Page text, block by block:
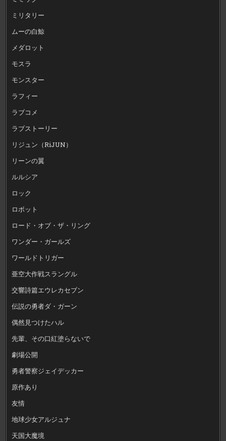
ミリタリー
ムーの白鯨
メダロット
モスラ
モンスター
ラフィー
ラブコメ
ラブストーリー
リジュン（RiJUN）
リーンの翼
ルルシア
ロック
ロボット
ロード・オブ・ザ・リング
ワンダー・ガールズ
ワールドトリガー
亜空大作戦スラングル
交響詩篇エウレカセブン
伝説の勇者ダ・ガーン
偶然見つけたハル
先輩、その口紅塗らないで
劇場公開
勇者警察ジェイデッカー
原作あり
友情
地球少女アルジュナ
天国大魔境